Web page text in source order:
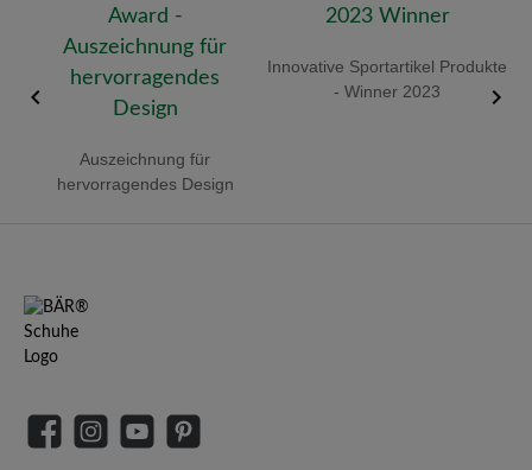
Auszeichnung für
hervorragendes Design
Innovative Sportartikel Produkte
- Winner 2023
FacebookInstagramYouTubePinterest